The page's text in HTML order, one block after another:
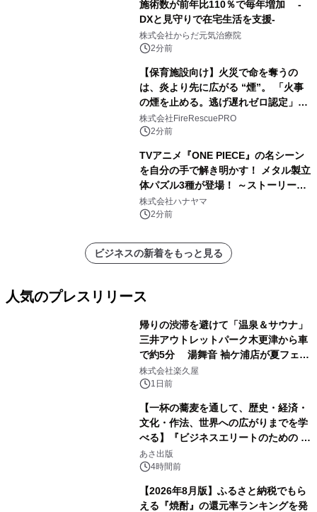
施術数が前年比110％で毎年増加 -
DXと見守りで在宅生活を支援-
株式会社からだ元気治療院
2分前
【保育施設向け】火災で命を奪うの
は、炎より先に広がる “煙”。 「火事
の煙を止める。逃げ遅れゼロ認定」提
供開始
株式会社FireRescuePRO
2分前
TVアニメ『ONE PIECE』の名シーン
を自分の手で解き明かす！ メタル製立
体パズル3種が登場！ ～ストーリーと
ギミックが融合した 大人の体験型パズ
ルが8月7日(金)12時より先行予約受付
株式会社ハナヤマ
2分前
ビジネスの新着をもっと見る
人気のプレスリリース
帰りの渋滞を避けて「温泉＆サウナ」
三井アウトレットパーク木更津から車
で約5分 湯舞音 袖ケ浦店が夏フェア
メニューを提供
株式会社楽久屋
1日前
【一杯の蕎麦を通して、歴史・経済・
文化・作法、世界への広がりまでを学
べる】『ビジネスエリートのための 教
養としての蕎麦』2026年8月25日
（火）発売
あさ出版
4時間前
【2026年8月版】ふるさと納税でもら
える『焼酎』の還元率ランキングを発